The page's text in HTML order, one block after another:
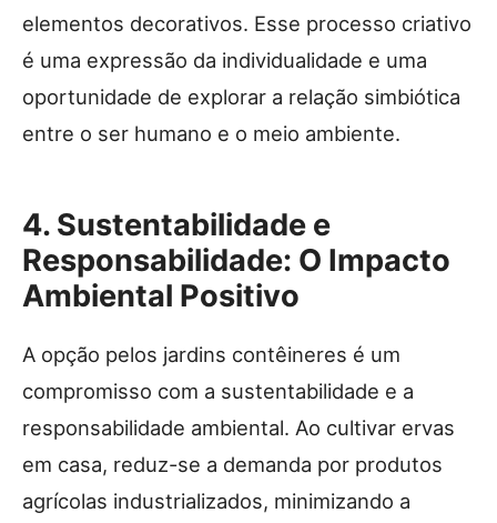
elementos decorativos. Esse processo criativo
é uma expressão da individualidade e uma
oportunidade de explorar a relação simbiótica
entre o ser humano e o meio ambiente.
4. Sustentabilidade e
Responsabilidade: O Impacto
Ambiental Positivo
A opção pelos jardins contêineres é um
compromisso com a sustentabilidade e a
responsabilidade ambiental. Ao cultivar ervas
em casa, reduz-se a demanda por produtos
agrícolas industrializados, minimizando a